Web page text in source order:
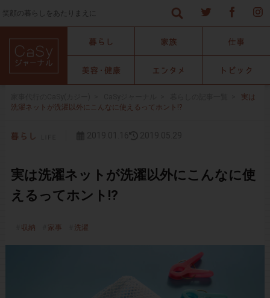
笑顔の暮らしをあたりまえに
実は
洗濯ネットが洗濯以外にこんなに使えるってホント!?
実は洗濯ネットが洗濯以外にこんなに使
えるってホント!?
収納 家事 洗濯